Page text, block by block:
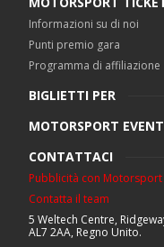
Informazioni su di noi
Punti premio gara
Programma di affiliazione
BIGLIETTI PER
MOTORSPORT
CONTATTACI
Pubblicità con Motorsport
Contatta il team
5 Weltech Centre,
AL7 2AA, Regno Unito.